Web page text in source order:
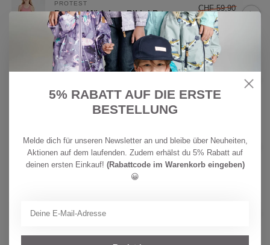
PROTEST
Protest Mädchen Bikini Prtmoon
Auf Lager
CHF 59,90
CHF 39,90
REIMA
Reima Kinder BugProof T-shirt
Auf Lager
CHF
34,90
24,90
Minymo Mädchen T-Shirt
Raindrops on Roses
Auf Lager
32,90
CHF
25,90
Reima Kinder BugProof T-shirt
Inista Birch Beige
5% RABATT AUF DIE ERSTE
BESTELLUNG
Melde dich für unseren Newsletter an und bleibe über Neuheiten,
Aktionen auf dem laufenden. Zudem erhälst du 5% Rabatt auf
deinen ersten Einkauf! (Rabattcode im Warenkorb eingeben)
😀